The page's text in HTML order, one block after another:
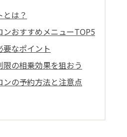
は？
ンおすすめメニューTOP5
なポイント
の相乗効果を狙おう
の予約方法と注意点